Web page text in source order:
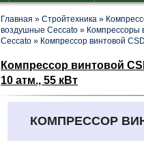
Главная » Стройтехника »
воздушные Ceccato » Компрессоры
Ceccato » Компрессор винтовой
Компрессор винтовой
10 атм., 55 кВт
КОМПРЕССОР